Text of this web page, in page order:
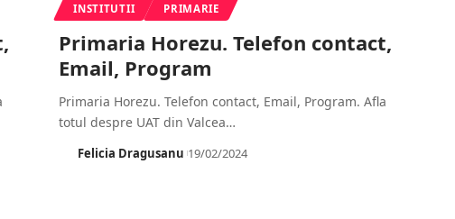
INSTITUTII PRIMARIE
Primaria Horezu. Telefon contact,
Email, Program
Primaria Horezu. Telefon contact, Email, Program. Afla
totul despre UAT din Valcea…
Felicia Dragusanu 19/02/2024